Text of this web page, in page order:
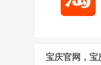
宝庆官网，宝